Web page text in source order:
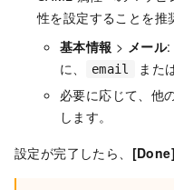
性を設定することを推
基本情報 > メール:
に、
email また
必要に応じて、他
します。
設定が完了したら、 [Done]